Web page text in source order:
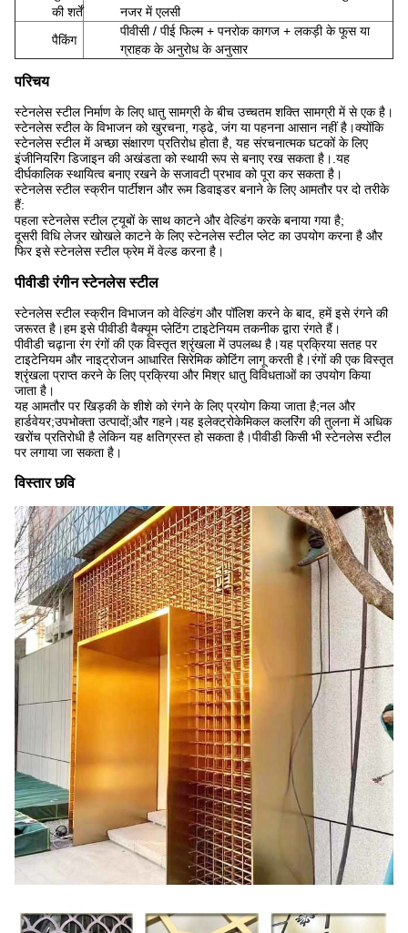
की शर्तें
नजर में एलसी
पैकिंग
पीवीसी / पीई फिल्म + पनरोक कागज + लकड़ी के फूस या
ग्राहक के अनुरोध के अनुसार
परिचय
स्टेनलेस स्टील निर्माण के लिए धातु सामग्री के बीच उच्चतम शक्ति सामग्री में से एक है।
स्टेनलेस स्टील के विभाजन को खुरचना, गड्ढे, जंग या पहनना आसान नहीं है।क्योंकि
स्टेनलेस स्टील में अच्छा संक्षारण प्रतिरोध होता है, यह संरचनात्मक घटकों के लिए
इंजीनियरिंग डिजाइन की अखंडता को स्थायी रूप से बनाए रख सकता है।.यह
दीर्घकालिक स्थायित्व बनाए रखने के सजावटी प्रभाव को पूरा कर सकता है।
स्टेनलेस स्टील स्क्रीन पार्टीशन और रूम डिवाइडर बनाने के लिए आमतौर पर दो तरीके
हैं:
पहला स्टेनलेस स्टील ट्यूबों के साथ काटने और वेल्डिंग करके बनाया गया है;
दूसरी विधि लेजर खोखले काटने के लिए स्टेनलेस स्टील प्लेट का उपयोग करना है और
फिर इसे स्टेनलेस स्टील फ्रेम में वेल्ड करना है।
पीवीडी रंगीन स्टेनलेस स्टील
स्टेनलेस स्टील स्क्रीन विभाजन को वेल्डिंग और पॉलिश करने के बाद, हमें इसे रंगने की
जरूरत है।हम इसे पीवीडी वैक्यूम प्लेटिंग टाइटेनियम तकनीक द्वारा रंगते हैं।
पीवीडी चढ़ाना रंग रंगों की एक विस्तृत श्रृंखला में उपलब्ध है।यह प्रक्रिया सतह पर
टाइटेनियम और नाइट्रोजन आधारित सिरेमिक कोटिंग लागू करती है।रंगों की एक विस्तृत
श्रृंखला प्राप्त करने के लिए प्रक्रिया और मिश्र धातु विविधताओं का उपयोग किया
जाता है।
यह आमतौर पर खिड़की के शीशे को रंगने के लिए प्रयोग किया जाता है;नल और
हार्डवेयर;उपभोक्ता उत्पादों;और गहने।यह इलेक्ट्रोकेमिकल कलरिंग की तुलना में अधिक
खरोंच प्रतिरोधी है लेकिन यह क्षतिग्रस्त हो सकता है।पीवीडी किसी भी स्टेनलेस स्टील
पर लगाया जा सकता है।
विस्तार छवि